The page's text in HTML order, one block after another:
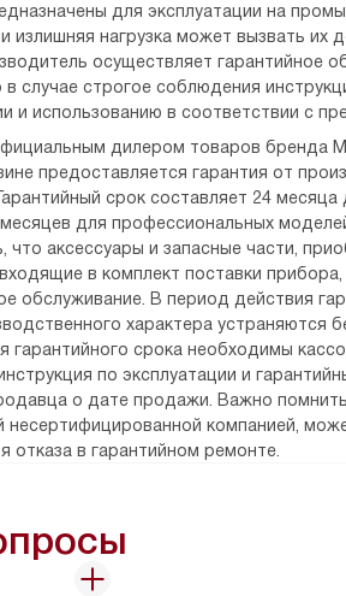
для эксплуатации на
излишняя нагрузка может вызвать их
осуществляет гарантийное
в случае строгое соблюдения
и использованию в соответствии с
дилером товаров бренда
предоставляется гарантия от
срок составляет 24
для профессиональных
что аксессуары и запасные части,
в комплект поставки
обслуживание. В период действия
характера устраняются
гарантийного срока необходимы
по эксплуатации и
о дате продажи. Важно
несертифицированной компанией,
отказа в гарантийном ремонте.